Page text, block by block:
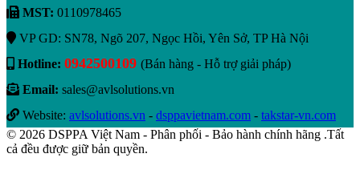
MST: 0110978465
VP GD: SN78, Ngõ 207, Ngọc Hồi, Yên Sở, TP Hà Nội
Hotline: 0942500109 (Bán hàng - Hỗ trợ giải pháp)
Email: sales@avlsolutions.vn
Website: avlsolutions.vn - dsppavietnam.com - takstar-vn.com
© 2026 DSPPA Việt Nam - Phân phối - Bảo hành chính hãng .Tất
cả đều được giữ bản quyền.